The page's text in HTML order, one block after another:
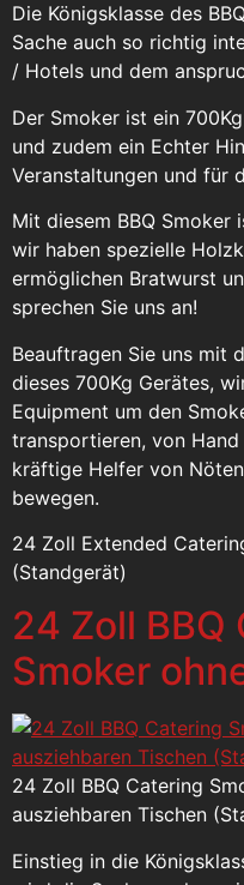
Die Königsklasse des
Sache auch so richtig
/ Hotels und dem
Der Smoker ist ein
und zudem ein Echter
Veranstaltungen und für
Mit diesem BBQ Smoker
wir haben spezielle
ermöglichen Bratwurst
sprechen Sie uns an!
Beauftragen Sie uns mit
dieses 700Kg Gerätes,
Equipment um den
transportieren, von
kräftige Helfer von
bewegen.
24 Zoll Extended
(Standgerät)
24 Zoll BBQ
Smoker
24 Zoll BBQ Catering
ausziehbaren Tischen
Einstieg in die